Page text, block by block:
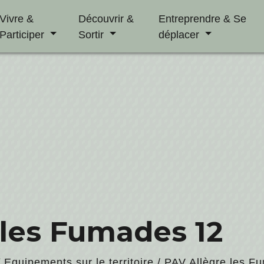
Vivre &
Participer
Découvrir &
Sortir
Entreprendre & Se
déplacer
Fumades 12